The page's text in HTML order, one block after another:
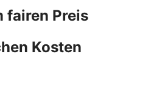
fairen Preis
Kosten